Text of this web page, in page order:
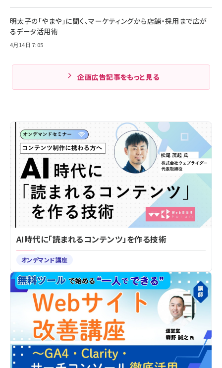
明太子の「やまや」に聞く、マーケティングから店舗・採用まで広が
るデータ活用術
4月14日 7:05
企画広告記事をもっと見る
AI時代に「読まれるコンテンツ」を作る技術
オンデマンド講座